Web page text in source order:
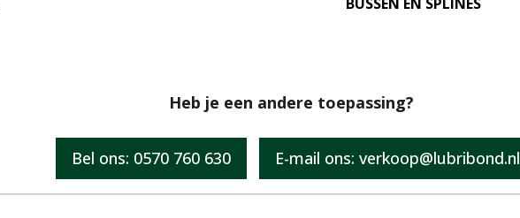
Heb je een andere toepassing?
Bel ons: 0570 760 630 E-mail ons: verkoop@lubribond.nl